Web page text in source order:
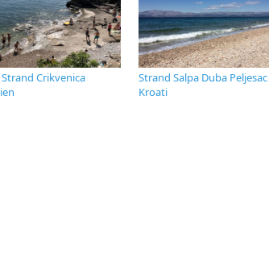
Crikvenica
Strand Salpa Duba Peljesac
Kroati